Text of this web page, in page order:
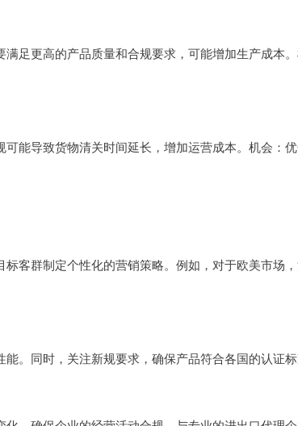
足更高的产品质量和合规要求，可能增加生产成本
能导致货物清关时间延长，增加运营成本。机会：
客群制定个性化的营销策略。例如，对于欧美市场
。同时，关注新规要求，确保产品符合各国的认证标